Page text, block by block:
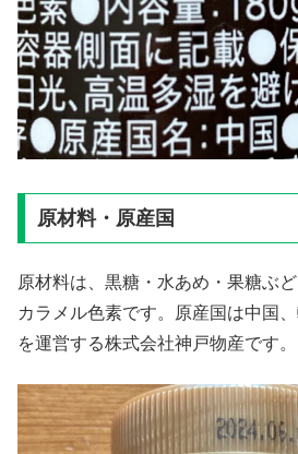
原材料・原産国
原材料は、黒糖・水あめ・果糖ぶ
カラメル色素です。原産国は中国
を運営する株式会社神戸物産です。